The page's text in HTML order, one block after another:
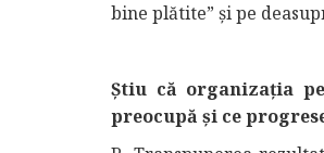
bine plătite” şi pe
Știu că organizația
preocupă și ce